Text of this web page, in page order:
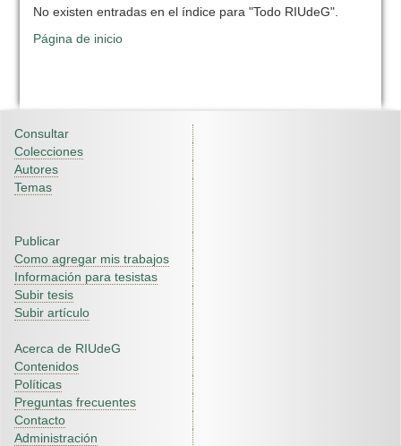
No existen entradas en el índice para "Todo RIUdeG".
Página de inicio
Consultar
Colecciones
Autores
Temas
Publicar
Como agregar mis trabajos
Información para tesistas
Subir tesis
Subir artículo
Acerca de RIUdeG
Contenidos
Políticas
Preguntas frecuentes
Contacto
Administración